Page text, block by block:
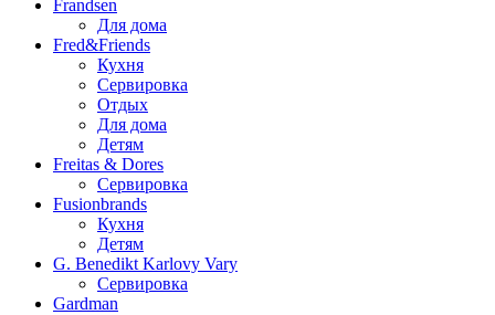
Frandsen
Для дома
Fred&Friends
Кухня
Сервировка
Отдых
Для дома
Детям
Freitas & Dores
Сервировка
Fusionbrands
Кухня
Детям
G. Benedikt Karlovy Vary
Сервировка
Gardman